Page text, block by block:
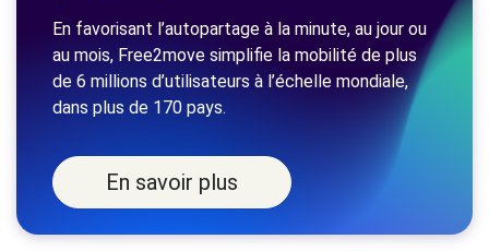
En favorisant l’autopartage à la minute, au jour ou
au mois, Free2move simplifie la mobilité de plus
de 6 millions d’utilisateurs à l’échelle mondiale,
dans plus de 170 pays.
En savoir plus